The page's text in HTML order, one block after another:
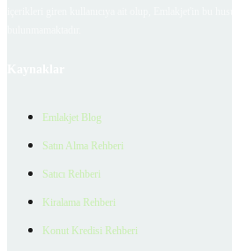
Emlakjet Blog
Satın Alma Rehberi
Satıcı Rehberi
Kiralama Rehberi
Konut Kredisi Rehberi